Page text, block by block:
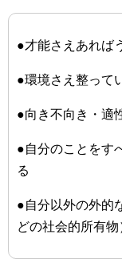
●才能さえあれば
●環境さえ整って
●向き不向き・適
●自分のことをす
る
●自分以外の外的
どの社会的所有